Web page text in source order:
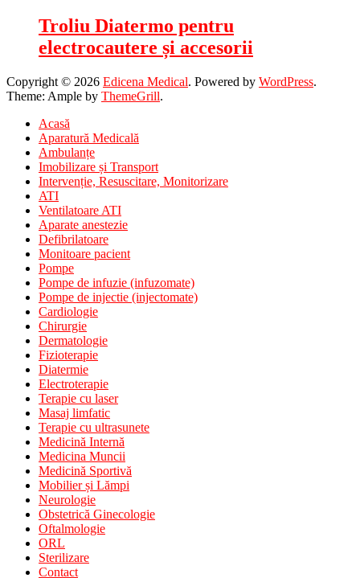
Troliu Diatermo pentru
electrocautere și accesorii
Copyright © 2026 Edicena Medical. Powered by WordPress.
Theme: Ample by ThemeGrill.
Acasă
Aparatură Medicală
Ambulanțe
Imobilizare și Transport
Intervenție, Resuscitare, Monitorizare
ATI
Ventilatoare ATI
Aparate anestezie
Defibrilatoare
Monitoare pacient
Pompe
Pompe de infuzie (infuzomate)
Pompe de injectie (injectomate)
Cardiologie
Chirurgie
Dermatologie
Fizioterapie
Diatermie
Electroterapie
Terapie cu laser
Masaj limfatic
Terapie cu ultrasunete
Medicină Internă
Medicina Muncii
Medicină Sportivă
Mobilier și Lămpi
Neurologie
Obstetrică Ginecologie
Oftalmologie
ORL
Sterilizare
Contact